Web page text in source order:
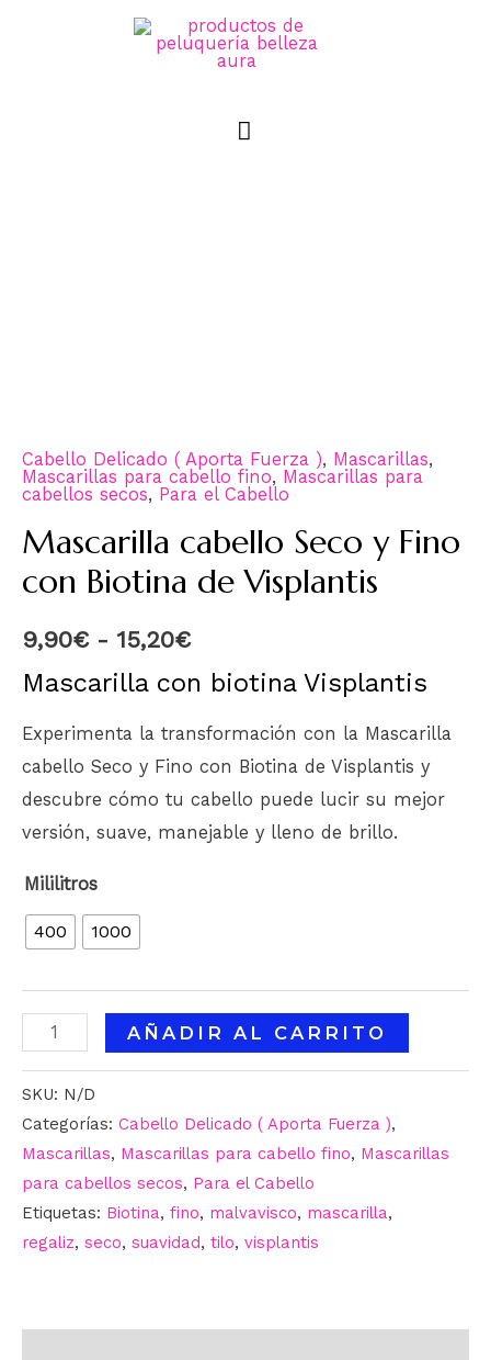
Cabello Delicado ( Aporta Fuerza ), Mascarillas,
Mascarillas para cabello fino, Mascarillas para
cabellos secos, Para el Cabello
Mascarilla cabello Seco y Fino
con Biotina de Visplantis
9,90€ - 15,20€
Mascarilla con biotina Visplantis
Experimenta la transformación con la Mascarilla
cabello Seco y Fino con Biotina de Visplantis y
descubre cómo tu cabello puede lucir su mejor
versión, suave, manejable y lleno de brillo.
Mililitros
400 1000
AÑADIR AL CARRITO
SKU: N/D
Categorías: Cabello Delicado ( Aporta Fuerza ),
Mascarillas, Mascarillas para cabello fino, Mascarillas
para cabellos secos, Para el Cabello
Etiquetas: Biotina, fino, malvavisco, mascarilla,
regaliz, seco, suavidad, tilo, visplantis